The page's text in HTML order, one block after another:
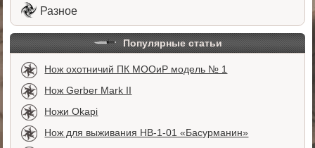
Разное
Популярные статьи
Нож охотничий ПК МООиР модель № 1
Нож Gerber Mark II
Ножи Okapi
Нож для выживания НВ-1-01 «Басурманин»